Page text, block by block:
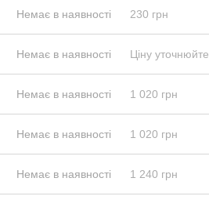
Немає в наявності 230 грн
Немає в наявності Ціну уточнюйте
Немає в наявності 1 020 грн
Немає в наявності 1 020 грн
Немає в наявності 1 240 грн